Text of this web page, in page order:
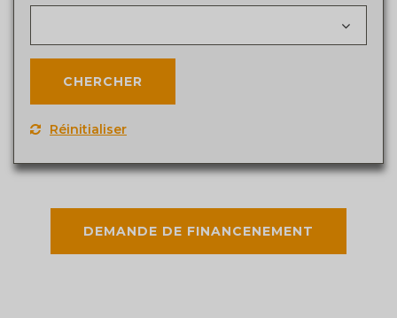
Réinitialiser
DEMANDE DE FINANCENEMENT